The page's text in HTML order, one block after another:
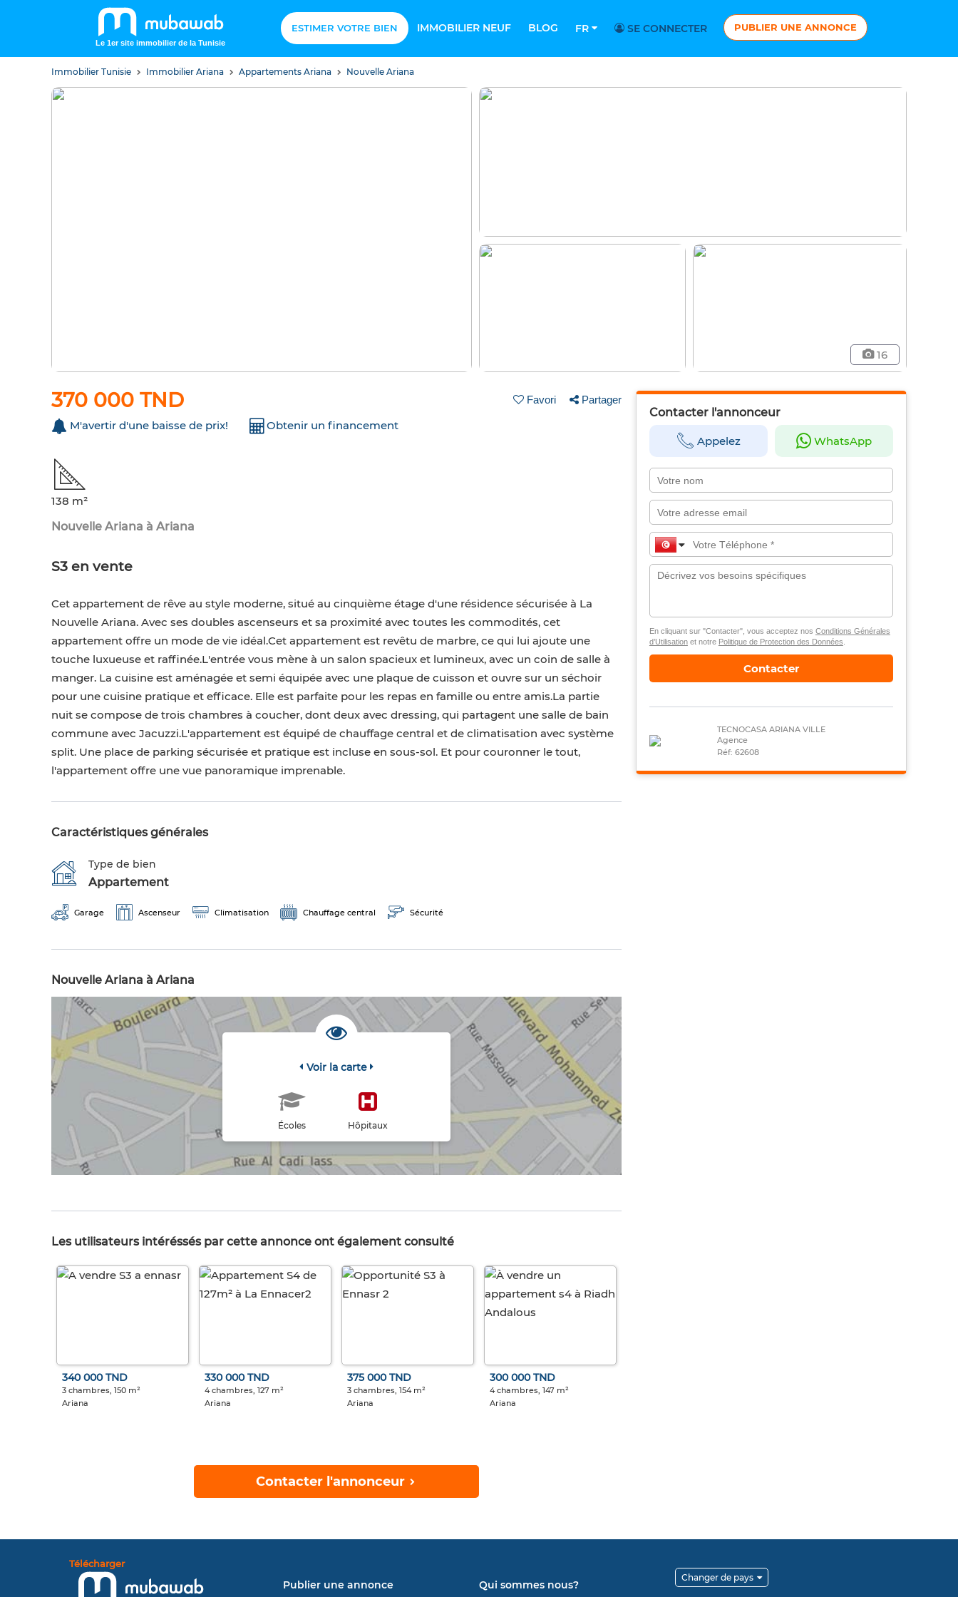
Le 1er site immobilier de la Tunisie
ESTIMER VOTRE BIEN IMMOBILIER NEUF BLOG FR SE CONNECTER PUBLIER UNE ANNONCE
Immobilier Tunisie Immobilier Ariana Appartements Ariana Nouvelle Ariana
16
370 000 TND Favori Partager
M'avertir d'une baisse de prix! Obtenir un financement
138 m²
Nouvelle Ariana à Ariana
S3 en vente
Cet appartement de rêve au style moderne, situé au cinquième étage d'une résidence sécurisée à La
Nouvelle Ariana. Avec ses doubles ascenseurs et sa proximité avec toutes les commodités, cet
appartement offre un mode de vie idéal.Cet appartement est revêtu de marbre, ce qui lui ajoute une
touche luxueuse et raffinée.L'entrée vous mène à un salon spacieux et lumineux, avec un coin de salle à
manger. La cuisine est aménagée et semi équipée avec une plaque de cuisson et ouvre sur un séchoir
pour une cuisine pratique et efficace. Elle est parfaite pour les repas en famille ou entre amis.La partie
nuit se compose de trois chambres à coucher, dont deux avec dressing, qui partagent une salle de bain
commune avec Jacuzzi.L'appartement est équipé de chauffage central et de climatisation avec système
split. Une place de parking sécurisée et pratique est incluse en sous-sol. Et pour couronner le tout,
l'appartement offre une vue panoramique imprenable.
Caractéristiques générales
Type de bien
Appartement
Garage Ascenseur Climatisation Chauffage central Sécurité
Nouvelle Ariana à Ariana
Voir la carte
Écoles Hôpitaux
Les utilisateurs intéréssés par cette annonce ont également consulté
340 000 TND
3 chambres, 150 m²
Ariana
330 000 TND
4 chambres, 127 m²
Ariana
375 000 TND
3 chambres, 154 m²
Ariana
300 000 TND
4 chambres, 147 m²
Ariana
Contacter l'annonceur
Contacter l'annonceur
Appelez WhatsApp
En cliquant sur "Contacter", vous acceptez nos Conditions Générales
d’Utilisationet notre Politique de Protection des Données
Contacter
TECNOCASA ARIANA VILLE
Agence
Réf: 62608
Télécharger
Publier une annonce Qui sommes nous?
Changer de pays